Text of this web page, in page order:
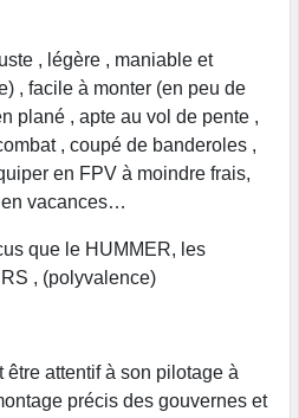
, légère , maniable et
, facile à monter (en peu de
plané , apte au vol de pente ,
, coupé de banderoles ,
en FPV à moindre frais,
en vacances…
que le HUMMER, les
, (polyvalence)
être attentif à son pilotage à
précis des gouvernes et